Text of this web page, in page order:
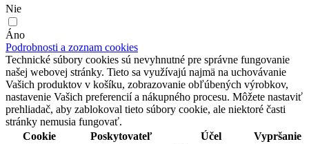
Nie
Áno
Podrobnosti a zoznam cookies
Technické súbory cookies sú nevyhnutné pre správne fungovanie
našej webovej stránky. Tieto sa využívajú najmä na uchovávanie
Vašich produktov v košíku, zobrazovanie obľúbených výrobkov,
nastavenie Vašich preferencií a nákupného procesu. Môžete nastaviť
prehliadač, aby zablokoval tieto súbory cookie, ale niektoré časti
stránky nemusia fungovať.
Cookie
Poskytovateľ Účel Vypršanie